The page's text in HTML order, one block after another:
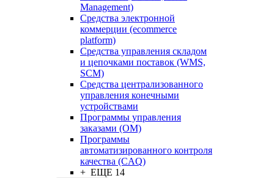
Management)
Средства электронной
коммерции (ecommerce
platform)
Средства управления складом
и цепочками поставок (WMS,
SCM)
Средства централизованного
управления конечными
устройствами
Программы управления
заказами (OM)
Программы
автоматизированного контроля
качества (CAQ)
+ ЕЩЕ 14